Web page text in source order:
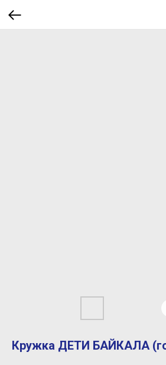
Кружка ДЕТИ БАЙКАЛА